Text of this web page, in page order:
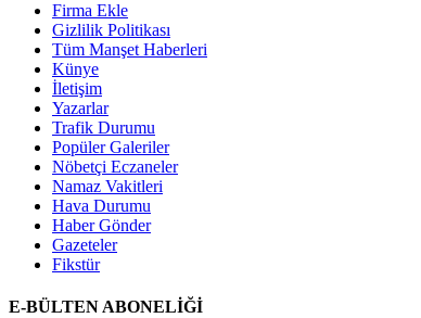
Firma Ekle
Gizlilik Politikası
Tüm Manşet Haberleri
Künye
İletişim
Yazarlar
Trafik Durumu
Popüler Galeriler
Nöbetçi Eczaneler
Namaz Vakitleri
Hava Durumu
Haber Gönder
Gazeteler
Fikstür
E-BÜLTEN ABONELİĞİ